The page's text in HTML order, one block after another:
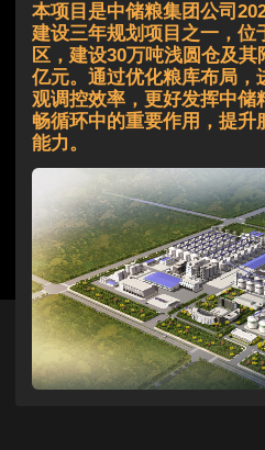
本项目是中储粮集团公司
建设三年规划项目之一，位
区，建设30万吨浅圆仓及
亿元。通过优化粮库布局，
观调控效率，更好发挥中储
畅循环中的重要作用，提升
能力。